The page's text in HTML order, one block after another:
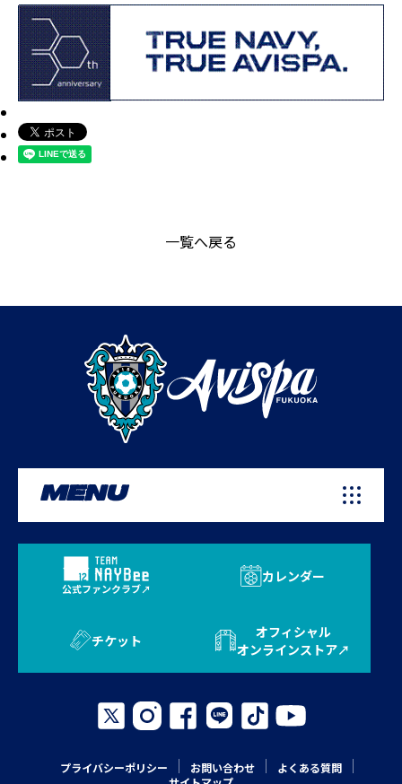
一覧へ戻る
MENU
公式ファンクラブ
カレンダー
チケット
オフィシャル
オンラインストア
プライバシーポリシー お問い合わせ
よくある質問